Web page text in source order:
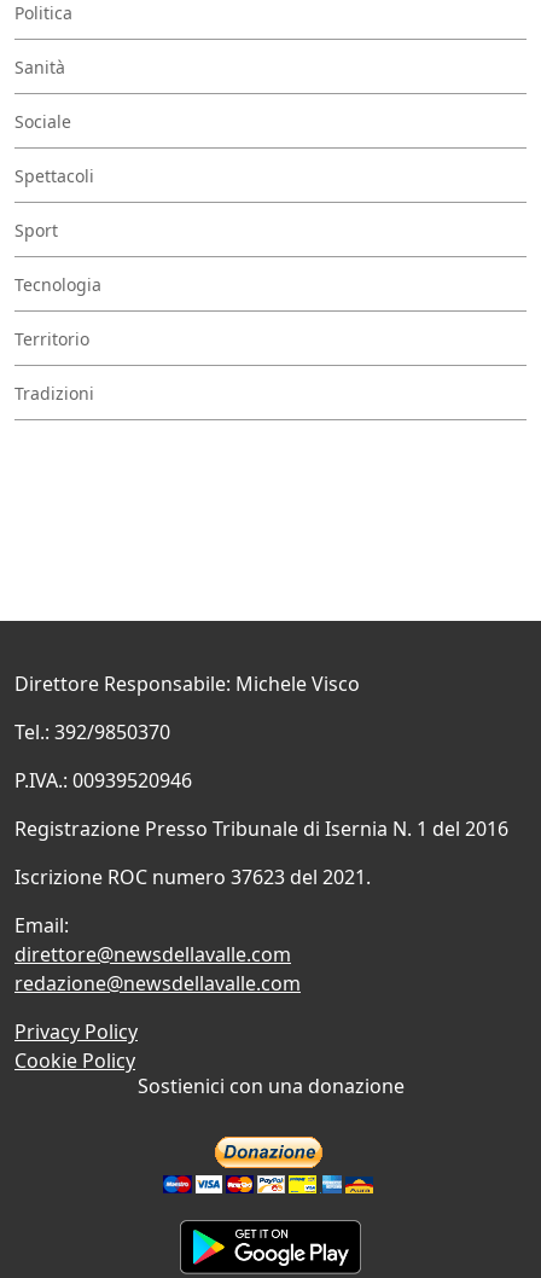
Politica
Sanità
Sociale
Spettacoli
Sport
Tecnologia
Territorio
Tradizioni
Direttore Responsabile: Michele Visco
Tel.: 392/9850370
P.IVA.: 00939520946
Registrazione Presso Tribunale di Isernia N. 1 del 2016
Iscrizione ROC numero 37623 del 2021.
Email:
direttore@newsdellavalle.com
redazione@newsdellavalle.com
Privacy Policy
Cookie Policy
Sostienici con una donazione